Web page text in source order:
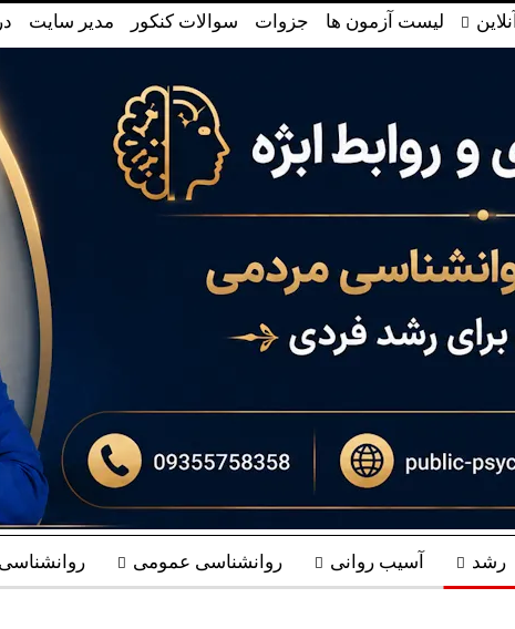
لیست آزمون ها جزوات سوالات کنکور مدیر سایت
رشد آسیب روانی روانشناسی عمومی روانشناسی